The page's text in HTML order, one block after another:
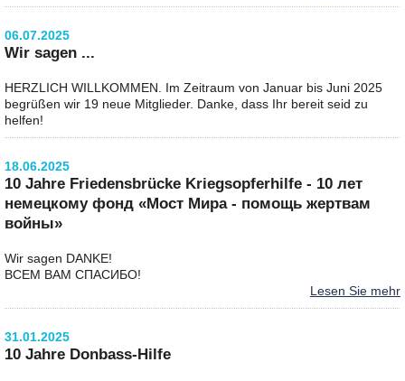
06.07.2025
Wir sagen ...
HERZLICH WILLKOMMEN. Im Zeitraum von Januar bis Juni 2025
begrüßen wir 19 neue Mitglieder. Danke, dass Ihr bereit seid zu
helfen!
18.06.2025
10 Jahre Friedensbrücke Kriegsopferhilfe - 10 лет
немецкому фонд «Мост Мира - помощь жертвам
войны»
Wir sagen DANKE!
ВСЕМ ВАМ СПАСИБО!
Lesen Sie mehr
31.01.2025
10 Jahre Donbass-Hilfe